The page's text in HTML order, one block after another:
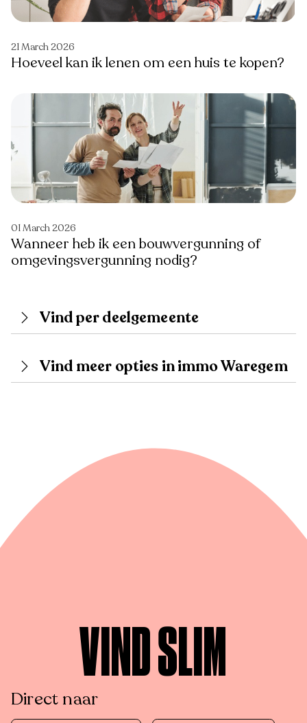
21 March 2026
Hoeveel kan ik lenen om een huis te kopen?
01 March 2026
Wanneer heb ik een bouwvergunning of
omgevingsvergunning nodig?
Vind per deelgemeente
Vind meer opties in immo Waregem
VIND SLIM
Direct naar